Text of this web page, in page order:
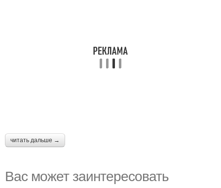
читать дальше →
Вас может заинтересовать